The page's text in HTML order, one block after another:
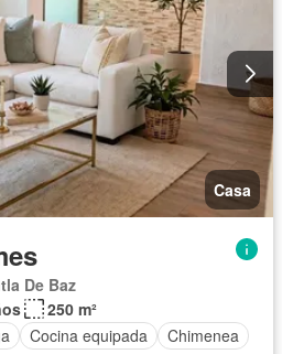
Casa
De Baz
250 m²
Cocina equipada
Chimenea